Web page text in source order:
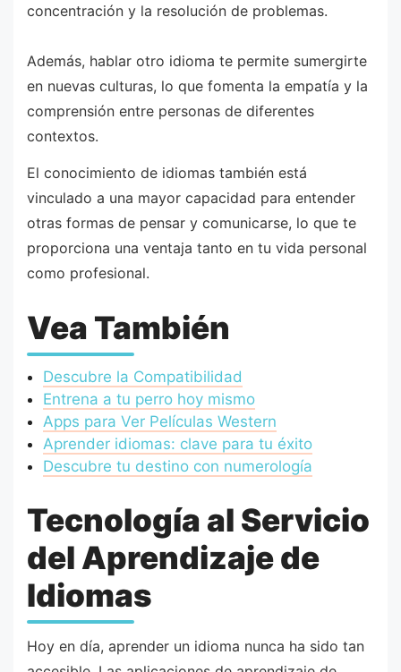
concentración y la resolución de problemas.
Además, hablar otro idioma te permite sumergirte
en nuevas culturas, lo que fomenta la empatía y la
comprensión entre personas de diferentes
contextos.
El conocimiento de idiomas también está
vinculado a una mayor capacidad para entender
otras formas de pensar y comunicarse, lo que te
proporciona una ventaja tanto en tu vida personal
como profesional.
Vea También
Descubre la Compatibilidad
Entrena a tu perro hoy mismo
Apps para Ver Películas Western
Aprender idiomas: clave para tu éxito
Descubre tu destino con numerología
Tecnología al Servicio
del Aprendizaje de
Idiomas
Hoy en día, aprender un idioma nunca ha sido tan